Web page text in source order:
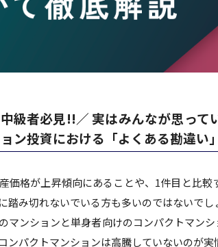
級者必見!!／ 実はみんなが思っ
ン投資における「よくある勘違い
価格が上昇傾向にあることや、1件目と比
踏み切れないでいる方も多いのではないでし
マンションと単身者向けのコンパクトマン
ンパクトマンションは高騰していないのが実